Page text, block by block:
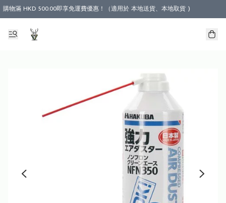
購物滿 HKD 500.00即享免運費優惠！（適用於 本地送貨、本地取貨 )